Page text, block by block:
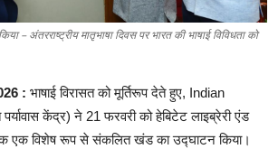
– अंतरराष्ट्रीय मातृभाषा दिवस पर भारत की भाषाई विविधता को
: भाषाई विरासत को मूर्तिरूप देते हुए, Indian
पर्यावास केंद्र)ने 21फरवरी को हेबिटेट लाइब्रेरी एंड
एक विशेष रूप से संकलित खंड का उद्घाटन किया।